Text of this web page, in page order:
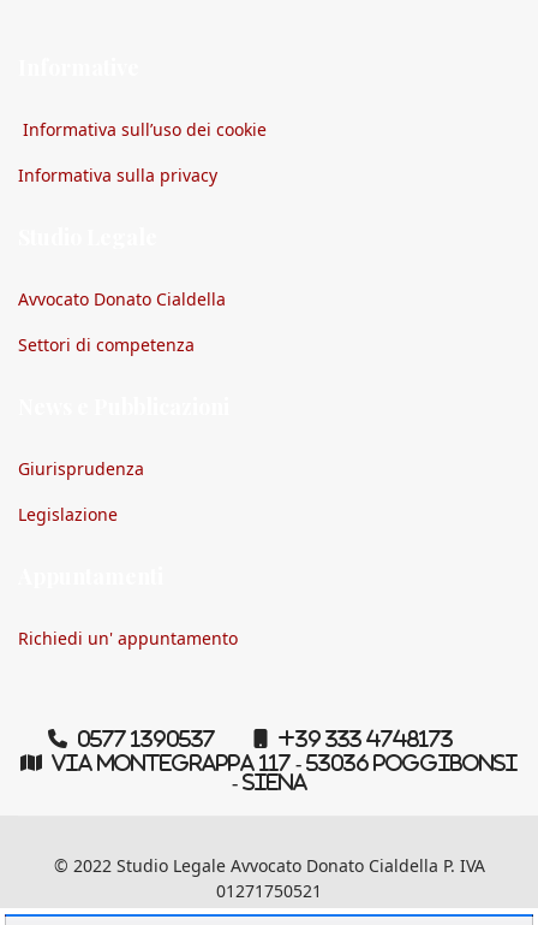
Informativa sull’uso dei cookie
Informativa sulla privacy
Avvocato Donato Cialdella
Settori di competenza
Giurisprudenza
Legislazione
Richiedi un' appuntamento
0577 1390537
+39 333 4748173
Via Montegrappa 117 - 53036 Poggibonsi
- Siena
© 2022 Studio Legale Avvocato Donato Cialdella P. IVA
01271750521